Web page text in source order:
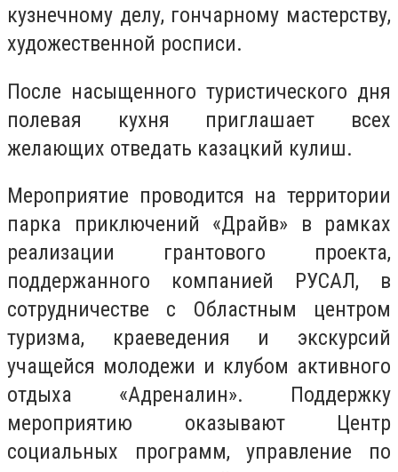
кузнечному делу, гончарному мастерству,
художественной росписи.
После насыщенного туристического дня
полевая кухня приглашает всех
желающих отведать казацкий кулиш.
Мероприятие проводится на территории
парка приключений «Драйв» в рамках
реализации грантового проекта,
поддержанного компанией РУСАЛ, в
сотрудничестве с Областным центром
туризма, краеведения и экскурсий
учащейся молодежи и клубом активного
отдыха «Адреналин». Поддержку
мероприятию оказывают Центр
социальных программ, управление по